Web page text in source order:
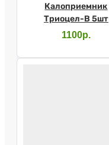
Калоприемник
Триоцел-В 5шт
1100р.